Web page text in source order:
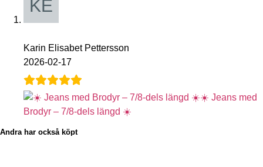
Karin Elisabet Pettersson
2026-02-17
☀️ Jeans med
Brodyr – 7/8-dels längd ☀️
Andra har också köpt